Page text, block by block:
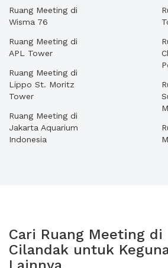
Ruang Meeting di
Wisma 76
Ruang Meeting di
APL Tower
Ruang Meeting di
Lippo St. Moritz
Tower
Ruang Meeting di
Jakarta Aquarium
Indonesia
Cari Ruang Meeting di
Cilandak untuk